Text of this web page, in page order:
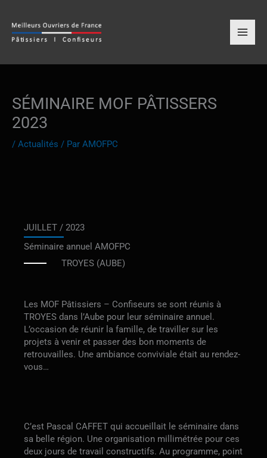
contenu
MENU
SÉMINAIRE MOF PÂTISSERS
2023
/ Actualités / Par AMOFPC
JUILLET / 2023
Séminaire annuel AMOFPC
TROYES (AUBE)
Les MOF Pâtissiers – Confiseurs se sont réunis à
TROYES dans l’Aube pour leur séminaire annuel.
L’occasion de réunir la famille, de traviller sur les
projets à venir et passer des bon moments de
retrouvailles. Une ambiance conviviale était au rendez-
vous…
C’est Pascal CAFFET qui accueillait le séminaire dans
sa belle région. Une organisation millimétrée pour ces
deux jours de travail constructifs. Au programme, point